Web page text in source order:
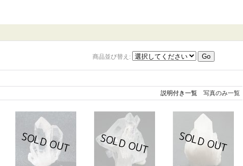
商品並び替え :
説明付き一覧 写真のみ一覧